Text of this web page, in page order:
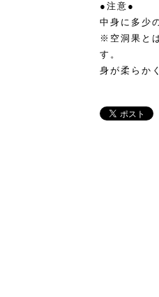
●注意●
中身に多少
※空洞果と
す。
身が柔らか